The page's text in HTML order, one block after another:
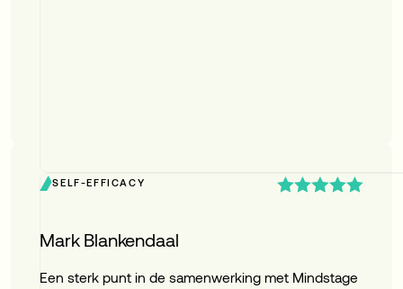
SELF-EFFICACY
Mark Blankendaal
Een sterk punt in de samenwerking met Mindstage